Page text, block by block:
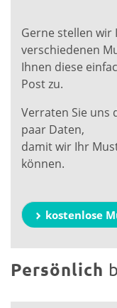
Gerne stellen wir
verschiedenen
Ihnen diese
Post zu.
Verraten Sie uns
paar Daten,
damit wir Ihr
können.
kostenlose
Persönlich